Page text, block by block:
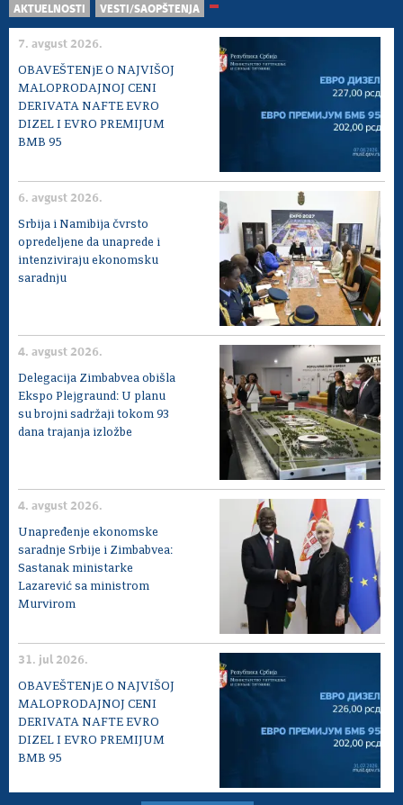
AKTUELNOSTI VESTI/SAOPŠTENJA
7. avgust 2026.
OBAVEŠTENjE O NAJVIŠOJ
MALOPRODAJNOJ CENI
DERIVATA NAFTE EVRO
DIZEL I EVRO PREMIJUM
BMB 95
6. avgust 2026.
Srbija i Namibija čvrsto
opredeljene da unaprede i
intenziviraju ekonomsku
saradnju
4. avgust 2026.
Delegacija Zimbabvea obišla
Ekspo Plejgraund: U planu
su brojni sadržaji tokom 93
dana trajanja izložbe
4. avgust 2026.
Unapređenje ekonomske
saradnje Srbije i Zimbabvea:
Sastanak ministarke
Lazarević sa ministrom
Murvirom
31. jul 2026.
OBAVEŠTENjE O NAJVIŠOJ
MALOPRODAJNOJ CENI
DERIVATA NAFTE EVRO
DIZEL I EVRO PREMIJUM
BMB 95